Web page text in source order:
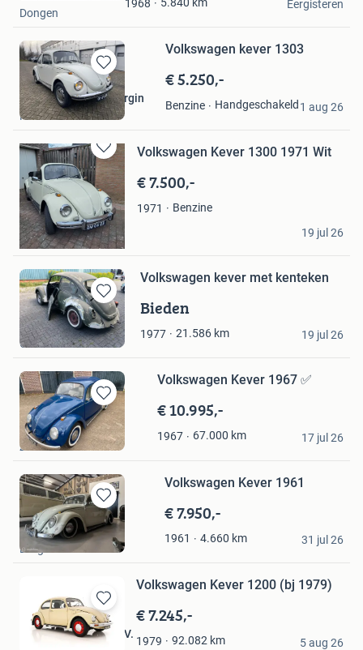
1968
Dongen
Eergisteren
Bewaren
in
Mijn
Favorieten
Volkswagen kever 1303
€ 5.250,-
Benzine Handgeschakeld
SiTo Classic Car Sourgin
Haarlem
1 aug 26
Bewaren
in
Mijn
Favorieten
Volkswagen Kever 1300 1971 Wit
€ 7.500,-
1971
Benzine
Jorn
Stein
19 jul 26
Bewaren
in
Mijn
Favorieten
Volkswagen kever met kenteken
Bieden
1977 21.586 km
JB
Gieten
19 jul 26
Bewaren
in
Mijn
Favorieten
Volkswagen Kever 1967 ✅
€ 10.995,-
1967 67.000 km
CJ Classics
Zevenhuizen
17 jul 26
Bewaren
in
Mijn
Favorieten
Volkswagen Kever 1961
€ 7.950,-
1961 4.660 km
Funky
Burgum
31 jul 26
Bewaren
in
Mijn
Volkswagen Kever 1200 (bj 1979)
€ 7.245,-
1979 92.082 km
Haverkamp Auto's B.V.
5 aug 26